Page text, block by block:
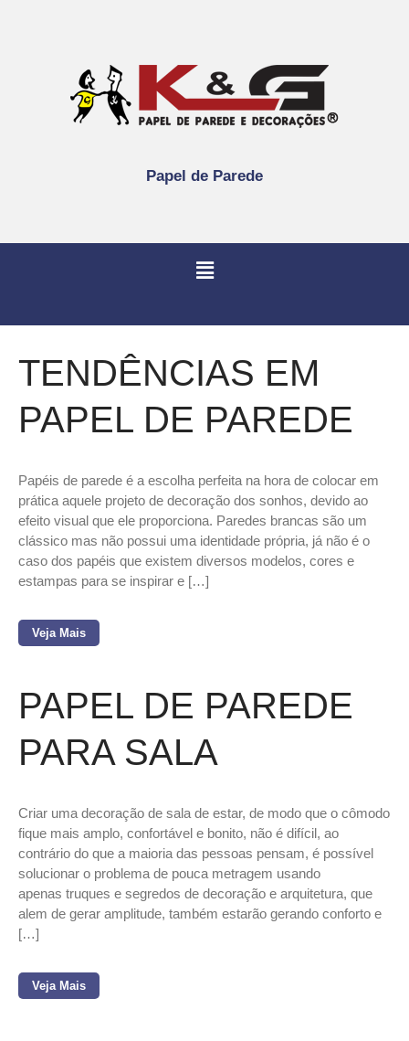
Papel de Parede
TENDÊNCIAS EM
PAPEL DE PAREDE
Papéis de parede é a escolha perfeita na hora de colocar em
prática aquele projeto de decoração dos sonhos, devido ao
efeito visual que ele proporciona. Paredes brancas são um
clássico mas não possui uma identidade própria, já não é o
caso dos papéis que existem diversos modelos, cores e
estampas para se inspirar e […]
Veja Mais
PAPEL DE PAREDE
PARA SALA
Criar uma decoração de sala de estar, de modo que o cômodo
fique mais amplo, confortável e bonito, não é difícil, ao
contrário do que a maioria das pessoas pensam, é possível
solucionar o problema de pouca metragem usando
apenas truques e segredos de decoração e arquitetura, que
alem de gerar amplitude, também estarão gerando conforto e
[…]
Veja Mais